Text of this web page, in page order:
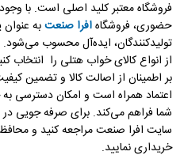
فروشگاه معتبر کلید اصلی است. با
حضوری، فروشگاهافرا صنعتبه
تولیدکنندگان، ایده‌آل محسوب
از انواع کالای خواب هتلی را انتخاب
بر اطمینان از اصالت کالا و تضمین
اعتماد همراه است و امکان دسترسی به
شما فراهم می‌کند. برای صرفه جویی در
سایت افرا صنعت مراجعه کنید و
خریداری نمایید.